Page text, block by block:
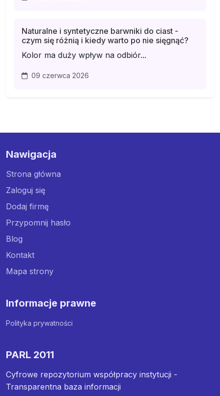
Naturalne i syntetyczne barwniki do ciast -
czym się różnią i kiedy warto po nie sięgnąć?
Kolor ma duży wpływ na odbiór...
09 czerwca 2026
Nawigacja
Strona główna
Zaloguj się
Dodaj firmę
Przypomnij hasło
Blog
Kontakt
Mapa strony
Informacje prawne
Polityka prywatności
PARL 2011
Cyfrowe repozytorium współpracy instytucji -
Transparentna baza informacji